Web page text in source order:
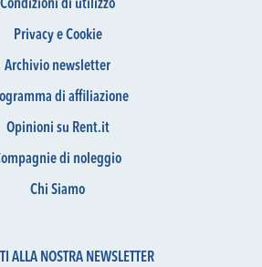
Condizioni di utilizzo
Privacy e Cookie
Archivio newsletter
di affiliazione
Opinioni su Rent.it
di noleggio
Chi Siamo
ALLA NOSTRA NEWSLETTER